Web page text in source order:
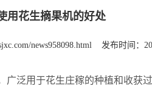
用花生摘果机的好处
news958098.html 发布时间：
广泛用于花生庄稼的种植和收获